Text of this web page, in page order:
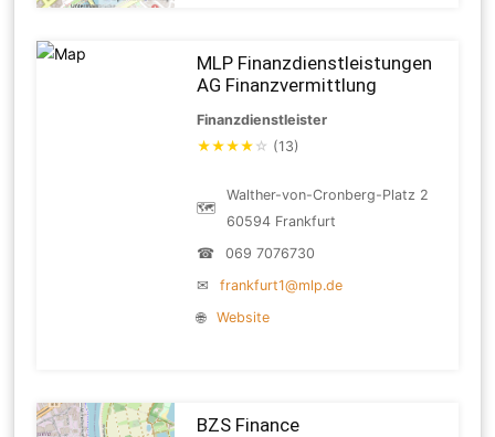
MLP Finanzdienstleistungen
AG Finanzvermittlung
Finanzdienstleister
★★★★ ☆ (13)
🗺
Walther-von-Cronberg-Platz 2
60594 Frankfurt
☎
069 7076730
✉
frankfurt1@mlp.de
🌐
Website
BZS Finance